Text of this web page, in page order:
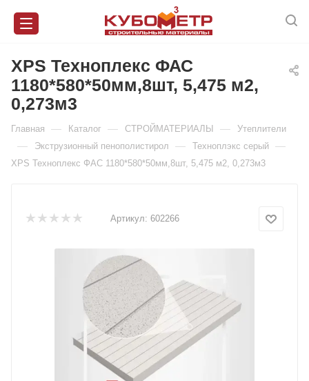
XPS Техноплекс ФАС
1180*580*50мм,8шт, 5,475 м2,
0,273м3
Главная — Каталог — СТРОЙМАТЕРИАЛЫ — Утеплители
— Экструзионный пенополистирол — Техноплэкс серый —
XPS Техноплекс ФАС 1180*580*50мм,8шт, 5,475 м2, 0,273м3
Артикул: 602266